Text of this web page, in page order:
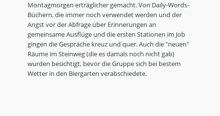
Montagmorgen erträglicher gemacht. Von Daily-Words-
Büchern, die immer noch verwendet werden und der
Angst vor der Abfrage über Erinnerungen an
gemeinsame Ausflüge und die ersten Stationen im Job
gingen die Gespräche kreuz und quer. Auch die "neuen"
Räume im Steinweg (die es damals noch nicht gab)
wurden besichtigt, bevor die Gruppe sich bei bestem
Wetter in den Biergarten verabschiedete.